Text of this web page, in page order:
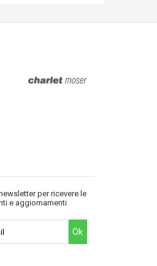
per ricevere le
e aggiornamenti
Ok